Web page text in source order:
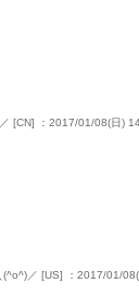
[CN] ：2017/01/08(日)
(^o^)／ [US] ：2017/01/